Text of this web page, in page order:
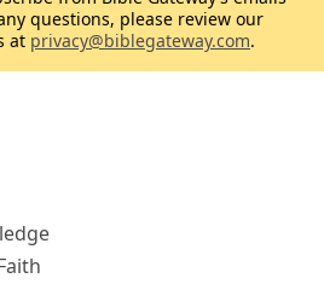
questions, please review our
at privacy@biblegateway.com.